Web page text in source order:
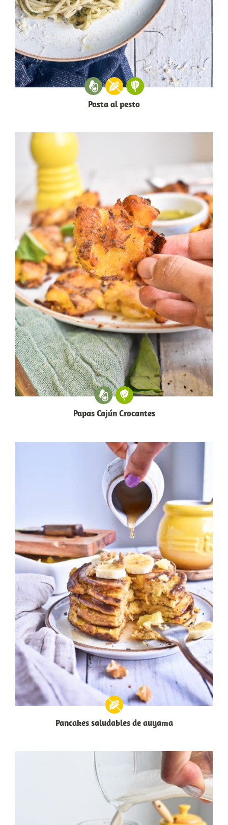
Pasta al pesto
Papas Cajún Crocantes
Pancakes saludables de auyama